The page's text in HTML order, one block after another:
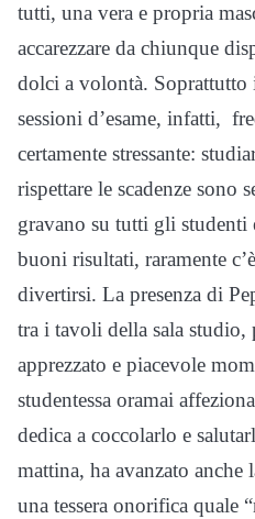
tutti, una vera e propria
accarezzare da chiunque
dolci a volontà. Soprattutto
sessioni d’esame, infatti,
certamente stressante:
rispettare le scadenze sono
gravano su tutti gli studenti
buoni risultati, raramente
divertirsi. La presenza di
tra i tavoli della sala studio,
apprezzato e piacevole
studentessa oramai
dedica a coccolarlo e
mattina, ha avanzato anche
una tessera onorifica quale